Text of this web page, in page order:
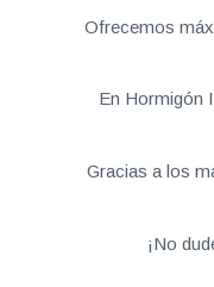
Ofrecemos
En Hormigón
Gracias a los
¡No